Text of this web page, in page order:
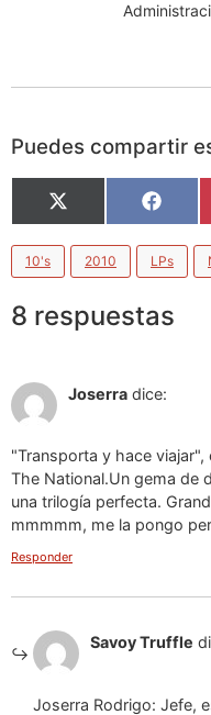
Puedes compartir
X
(Twitter)
10's 2010 LPs
8 respuestas
Joserra dice:
"Transporta y hace
The National.Un gema de
una trilogía perfecta.
mmmmm, me la pongo
Responder
Savoy Truffle
Joserra Rodrigo: Jefe,